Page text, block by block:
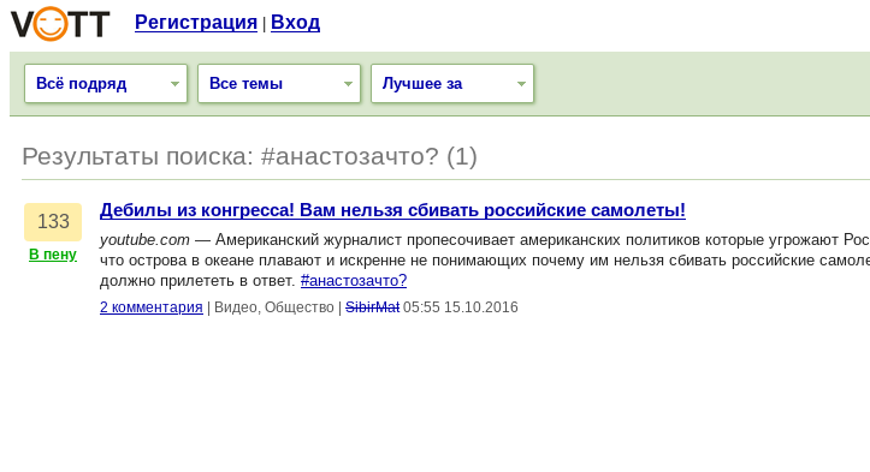
Регистрация Вход
Всё подряд Все темы Лучшее за
Результаты поиска: #анастозачто? (1)
133
В пену
Дебилы из конгресса! Вам нельзя сбивать российские самолеты!
youtube.com — Американский журналист пропесочивает американских политиков которые угрожают
что острова в океане плавают и искренне не понимающих почему им нельзя сбивать российские
должно прилететь в ответ. #анастозачто?
2 комментария Видео, Общество SibirMat 05:55 15.10.2016